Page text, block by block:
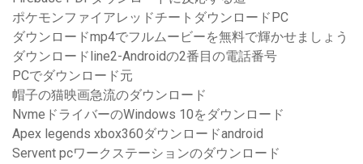
ポケモンファイアレッドチートダウンロードPC
ダウンロードmp4でフルムービーを無料で輝かせましょう
ダウンロードline2-Androidの2番目の電話番号
PCでダウンロード元
帽子の猫映画急流のダウンロード
NvmeドライバーのWindows 10をダウンロード
Apex legends xbox360ダウンロードandroid
Servent pcワークステーションのダウンロード